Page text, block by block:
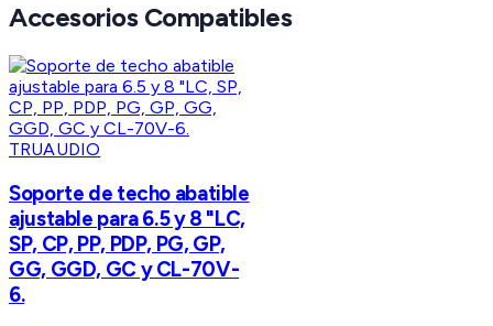
Accesorios Compatibles
TRUAUDIO
Soporte de techo abatible
ajustable para 6.5 y 8 "LC,
SP, CP, PP, PDP, PG, GP,
GG, GGD, GC y CL-70V-
6.